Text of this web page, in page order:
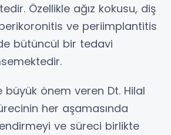
Özellikle ağız kokusu, diş
ve periimplantitis
bütüncül bir tedavi
büyük önem veren Dt. Hilal
her aşamasında
ve süreci birlikte